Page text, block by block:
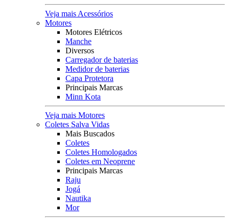
Veja mais Acessórios
Motores
Motores Elétricos
Manche
Diversos
Carregador de baterias
Medidor de baterias
Capa Protetora
Principais Marcas
Minn Kota
Veja mais Motores
Coletes Salva Vidas
Mais Buscados
Coletes
Coletes Homologados
Coletes em Neoprene
Principais Marcas
Raju
Jogá
Nautika
Mor